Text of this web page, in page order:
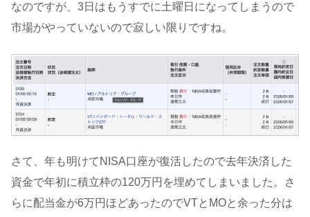
なのですが、3日はもうすでに土曜日になってしまうので
市場がやっていないので寂しい限りですね。
さて、年も明けてNISA口座が復活したので去年決済した
資金で年初に積立枠の120万円を埋めてしまいました。さ
らに配当金が6万円ほどあったのでVTとMOと余った分は